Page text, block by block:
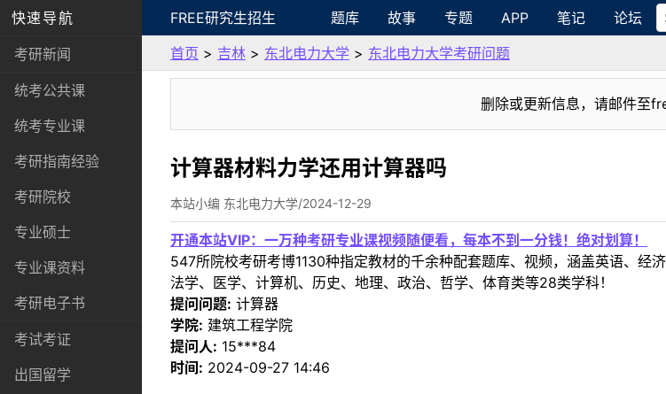
快速导航
考研新闻
统考公共课
统考专业课
考研指南经验
考研院校
专业硕士
专业课资料
考研电子书
考试考证
出国留学
FREE研究生招生 题库 故事 专题 APP 笔记 论坛
首页 > 吉林 > 东北电力大学 > 东北电力大学考研问题
删除或更新信息，请邮件至
计算器材料力学还用计算器吗
本站小编 东北电力大学/2024-12-29
开通本站VIP：一万种考研专业课视频随便看，每本不到一分钱！绝对划算！
547所院校考研考博1130种指定教材的千余种配套题库、视频，涵盖英语、经
法学、医学、计算机、历史、地理、政治、哲学、体育类等28类学科！
提问问题: 计算器
学院: 建筑工程学院
提问人: 15***84
时间: 2024-09-27 14:46